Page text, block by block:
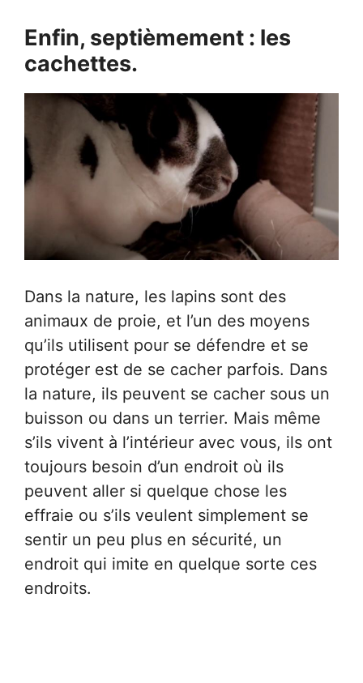
Enfin, septièmement : les
cachettes.
Dans la nature, les lapins sont des
animaux de proie, et l’un des moyens
qu’ils utilisent pour se défendre et se
protéger est de se cacher parfois. Dans
la nature, ils peuvent se cacher sous un
buisson ou dans un terrier. Mais même
s’ils vivent à l’intérieur avec vous, ils ont
toujours besoin d’un endroit où ils
peuvent aller si quelque chose les
effraie ou s’ils veulent simplement se
sentir un peu plus en sécurité, un
endroit qui imite en quelque sorte ces
endroits.